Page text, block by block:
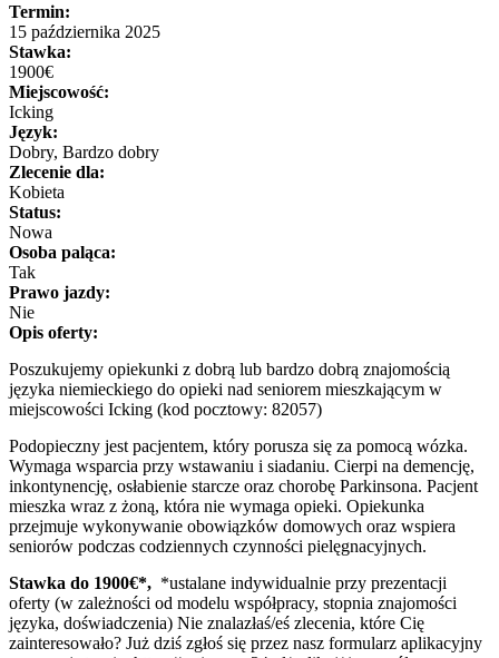
Termin:
15 października 2025
Stawka:
1900€
Miejscowość:
Icking
Język:
Dobry, Bardzo dobry
Zlecenie dla:
Kobieta
Status:
Nowa
Osoba paląca:
Tak
Prawo jazdy:
Nie
Opis oferty:
Poszukujemy opiekunki z dobrą lub bardzo dobrą znajomością
języka niemieckiego do opieki nad seniorem mieszkającym w
miejscowości Icking (kod pocztowy: 82057)
Podopieczny jest pacjentem, który porusza się za pomocą wózka.
Wymaga wsparcia przy wstawaniu i siadaniu. Cierpi na demencję,
inkontynencję, osłabienie starcze oraz chorobę Parkinsona. Pacjent
mieszka wraz z żoną, która nie wymaga opieki. Opiekunka
przejmuje wykonywanie obowiązków domowych oraz wspiera
seniorów podczas codziennych czynności pielęgnacyjnych.
Stawka do 1900€*, *ustalane indywidualnie przy prezentacji
oferty (w zależności od modelu współpracy, stopnia znajomości
języka, doświadczenia) Nie znalazłaś/eś zlecenia, które Cię
zainteresowało? Już dziś zgłoś się przez nasz formularz aplikacyjny